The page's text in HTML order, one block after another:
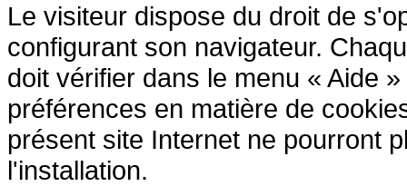
Le visiteur dispose du droit de
configurant son navigateur.
doit vérifier dans le menu « Aide
préférences en matière de
présent site Internet ne pourront
l'installation.